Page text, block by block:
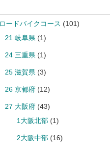
ードバイクコース (101)
21 岐阜県 (1)
24 三重県 (1)
25 滋賀県 (3)
26 京都府(12)
27 大阪府(43)
1大阪北部(1)
2大阪中部(16)